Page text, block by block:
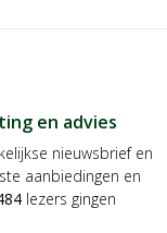
en advies
nieuwsbrief en
aanbiedingen en
lezers gingen